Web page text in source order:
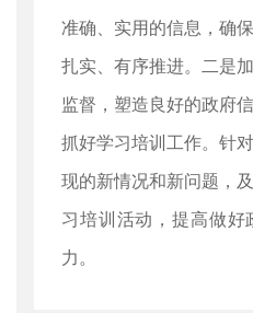
准确、实用的信息，确
扎实、有序推进。二是
监督，塑造良好的政府
抓好学习培训工作。针
现的新情况和新问题，
习培训活动，提高做
力。